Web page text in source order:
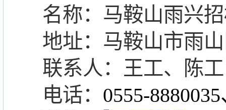
名称：马鞍山雨兴
地址：马鞍山市雨
联系人： 王工、陈工
电话： 0555-8880035